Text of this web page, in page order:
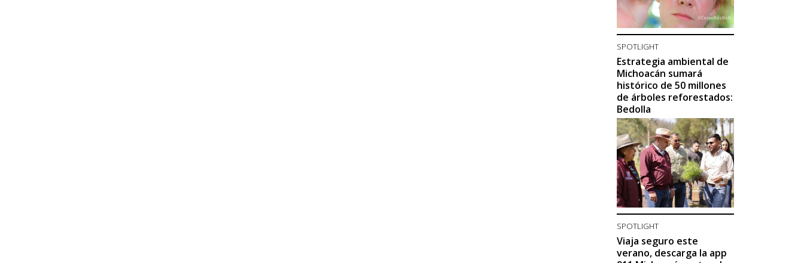
SPOTLIGHT
Estrategia ambiental de
Michoacán sumará
histórico de 50 millones
de árboles reforestados:
Bedolla
SPOTLIGHT
Viaja seguro este
verano, descarga la app